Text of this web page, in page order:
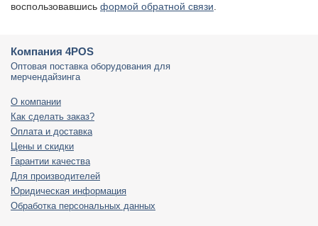
воспользовавшись формой обратной связи
Компания 4POS
Оптовая поставка оборудования для
мерчендайзинга
О компании
Как сделать заказ?
Оплата и доставка
Цены и скидки
Гарантии качества
Для производителей
Юридическая информация
Обработка персональных данных